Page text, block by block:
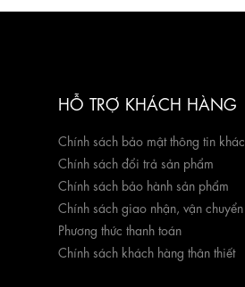
HỖ TRỢ KHÁCH HÀNG
Chính sách bảo mật thông tin
Chính sách đổi trả sản phẩm
Chính sách bảo hành sản phẩm
Chính sách giao nhận, vận chuyển
Phương thức thanh toán
Chính sách khách hàng thân thiết